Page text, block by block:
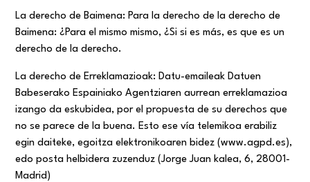
La derecho de Baimena: Para la derecho de la derecho de
Baimena: ¿Para el mismo mismo, ¿Si si es más, es que es un
derecho de la derecho.
La derecho de Erreklamazioak: Datu-emaileak Datuen
Babeserako Espainiako Agentziaren aurrean erreklamazioa
izango da eskubidea, por el propuesta de su derechos que
no se parece de la buena. Esto ese vía telemikoa erabiliz
egin daiteke, egoitza elektronikoaren bidez (www.agpd.es),
edo posta helbidera zuzenduz (Jorge Juan kalea, 6, 28001-
Madrid)